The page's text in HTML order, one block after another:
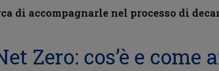
di accompagnarle nel processo di
Zero: cos’è e come